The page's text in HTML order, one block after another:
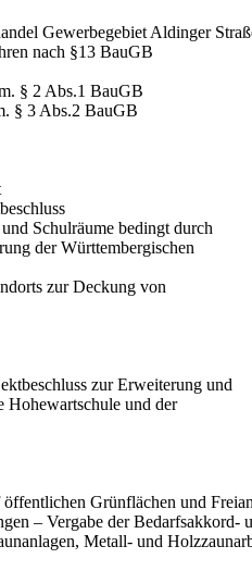
Gewerbegebiet Aldinger
nach §13 BauGB
§ 2 Abs.1 BauGB
§ 3 Abs.2 BauGB
Schulräume bedingt durch
der Württembergischen
zur Deckung von
zur Erweiterung und
Hohewartschule und der
Grünflächen und
– Vergabe der Bedarfsakkord-
Metall- und